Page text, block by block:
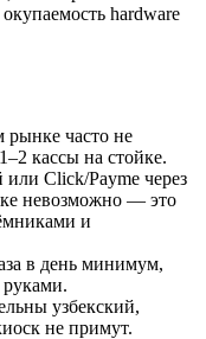
hardware
рынке часто не
кассы на стойке.
Click/Payme через
невозможно — это
и
в день минимум,
узбекский,
не примут.